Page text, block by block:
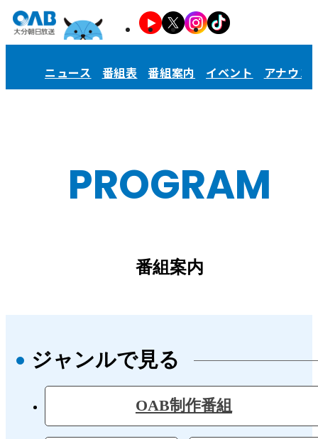
ニュース 番組表 番組案内 イベント アナウン
PROGRAM
番組案内
ジャンルで見る
OAB制作番組